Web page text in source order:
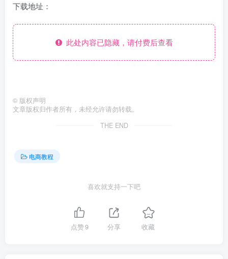
下载地址：
此处内容已隐藏，请付费后查看
© 版权声明
文章版权归作者所有，未经允许请勿转载。
THE END
电商教程
喜欢就支持一下吧
点赞9 分享 收藏